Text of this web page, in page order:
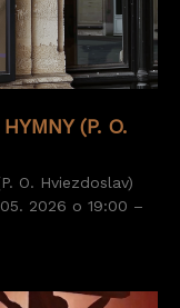
(P. O.
O. Hviezdoslav)
05. 2026 o 19:00 –